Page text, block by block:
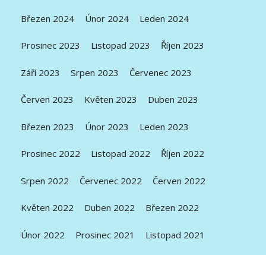
Březen 2024 Únor 2024 Leden 2024
Prosinec 2023 Listopad 2023 Říjen 2023
Září 2023 Srpen 2023 Červenec 2023
Červen 2023 Květen 2023 Duben 2023
Březen 2023 Únor 2023 Leden 2023
Prosinec 2022 Listopad 2022 Říjen 2022
Srpen 2022 Červenec 2022 Červen 2022
Květen 2022 Duben 2022 Březen 2022
Únor 2022 Prosinec 2021 Listopad 2021